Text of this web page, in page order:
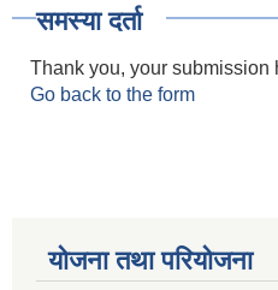
समस्या दर्ता
Thank you, your submission
Go back to the form
योजना तथा परियोजना